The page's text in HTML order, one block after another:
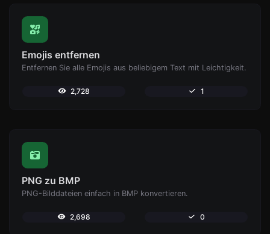
Emojis entfernen
Entfernen Sie alle Emojis aus beliebigem Text mit Leichtigkeit.
2,728 1
PNG zu BMP
PNG-Bilddateien einfach in BMP konvertieren.
2,698 0